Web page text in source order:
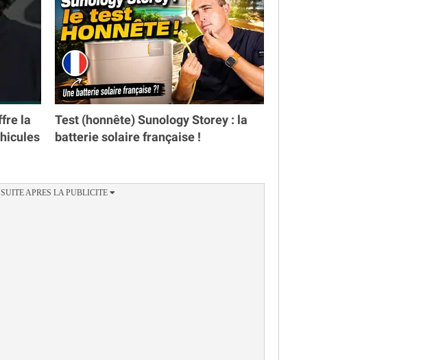
la
Test (honnête) Sunology Storey : la
batterie solaire française !